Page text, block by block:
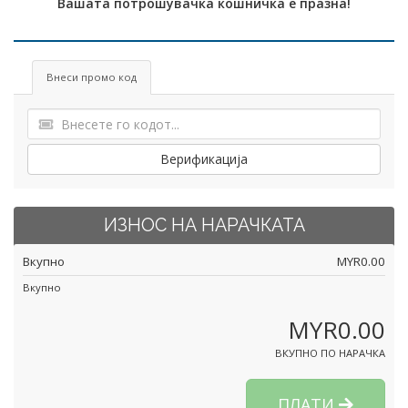
Внеси промо код
Верификација
ИЗНОС НА НАРАЧКАТА
Вкупно MYR0.00
Вкупно
MYR0.00
ВКУПНО ПО НАРАЧКА